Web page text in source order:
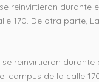
reinvirtieron
De otra parte,
reinvirtieron
de la calle